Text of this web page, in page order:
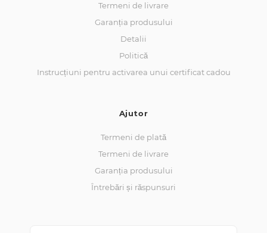
Termeni de livrare
Garanția produsului
Detalii
Politică
Instrucțiuni pentru activarea unui certificat cadou
Ajutor
Termeni de plată
Termeni de livrare
Garanția produsului
Întrebări și răspunsuri